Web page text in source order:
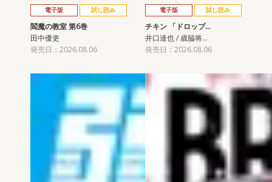
電子版 試し読み
閻魔の教室 第6巻
田中優吏
発売日：2026.08.06
電子版 試し読み
チキン 「ドロップ…
井口達也 / 歳脇将…
発売日：2026.08.06